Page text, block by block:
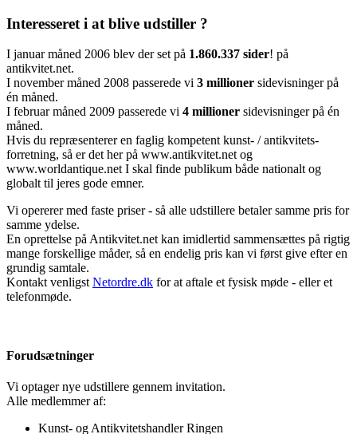
Interesseret i at blive udstiller ?
I januar måned 2006 blev der set på 1.860.337 sider! på
antikvitet.net.
I november måned 2008 passerede vi 3 millioner sidevisninger på
én måned.
I februar måned 2009 passerede vi 4 millioner sidevisninger på én
måned.
Hvis du repræsenterer en faglig kompetent kunst- / antikvitets-
forretning, så er det her på www.antikvitet.net og
www.worldantique.net I skal finde publikum både nationalt og
globalt til jeres gode emner.
Vi opererer med faste priser - så alle udstillere betaler samme pris for
samme ydelse.
En oprettelse på Antikvitet.net kan imidlertid sammensættes på rigtig
mange forskellige måder, så en endelig pris kan vi først give efter en
grundig samtale.
Kontakt venligst Netordre.dk for at aftale et fysisk møde - eller et
telefonmøde.
Forudsætninger
Vi optager nye udstillere gennem invitation.
Alle medlemmer af:
Kunst- og Antikvitetshandler Ringen